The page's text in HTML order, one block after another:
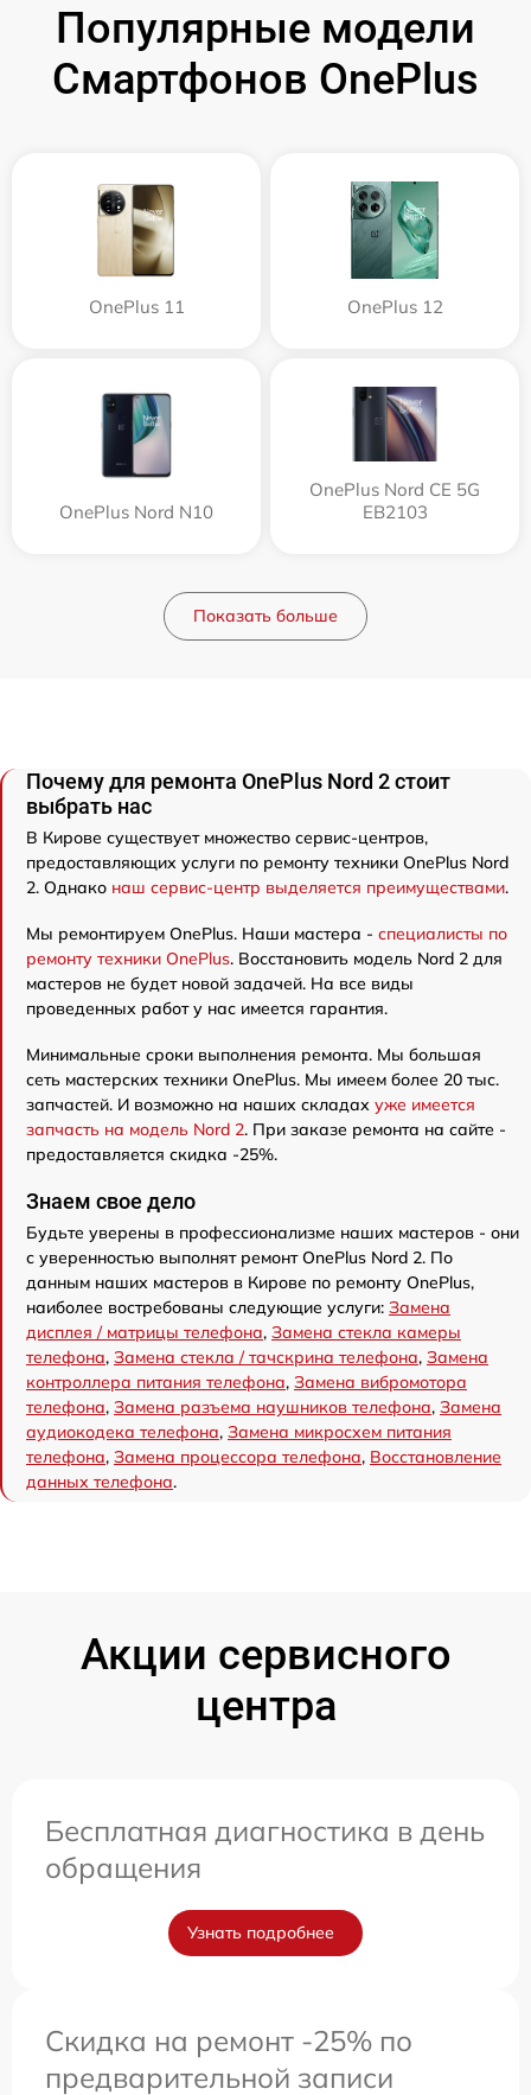
Популярные модели
Смартфонов OnePlus
OnePlus 11 OnePlus 12
OnePlus Nord N10
OnePlus Nord CE 5G
EB2103
Показать больше
Почему для ремонта OnePlus Nord 2 стоит
выбрать нас
В Кирове существует множество сервис-центров,
предоставляющих услуги по ремонту техники OnePlus Nord
2. Однако наш сервис-центр выделяется преимуществами.
Мы ремонтируем OnePlus. Наши мастера - специалисты по
ремонту техники OnePlus. Восстановить модель Nord 2 для
мастеров не будет новой задачей. На все виды
проведенных работ у нас имеется гарантия.
Минимальные сроки выполнения ремонта. Мы большая
сеть мастерских техники OnePlus. Мы имеем более 20 тыс.
запчастей. И возможно на наших складах уже имеется
запчасть на модель Nord 2. При заказе ремонта на сайте -
предоставляется скидка -25%.
Знаем свое дело
Будьте уверены в профессионализме наших мастеров - они
с уверенностью выполнят ремонт OnePlus Nord 2. По
данным наших мастеров в Кирове по ремонту OnePlus,
наиболее востребованы следующие услуги: Замена
дисплея / матрицы телефона, Замена стекла камеры
телефона, Замена стекла / тачскрина телефона, Замена
контроллера питания телефона, Замена вибромотора
телефона, Замена разъема наушников телефона, Замена
аудиокодека телефона, Замена микросхем питания
телефона, Замена процессора телефона, Восстановление
данных телефона.
Акции сервисного
центра
Бесплатная диагностика в день
обращения
Узнать подробнее
Скидка на ремонт -25% по
предварительной записи